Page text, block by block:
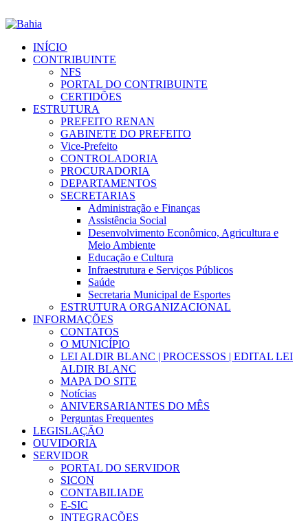
INÍCIO
CONTRIBUINTE
NFS
PORTAL DO CONTRIBUINTE
CERTIDÕES
ESTRUTURA
PREFEITO RENAN
GABINETE DO PREFEITO
Vice-Prefeito
CONTROLADORIA
PROCURADORIA
DEPARTAMENTOS
SECRETARIAS
Administração e Finanças
Assistência Social
Desenvolvimento Econômico, Agricultura e
Meio Ambiente
Educação e Cultura
Infraestrutura e Serviços Públicos
Saúde
Secretaria Municipal de Esportes
ESTRUTURA ORGANIZACIONAL
INFORMAÇÕES
CONTATOS
O MUNICÍPIO
LEI ALDIR BLANC | PROCESSOS | EDITAL LEI
ALDIR BLANC
MAPA DO SITE
Notícias
ANIVERSARIANTES DO MÊS
Perguntas Frequentes
LEGISLAÇÃO
OUVIDORIA
SERVIDOR
PORTAL DO SERVIDOR
SICON
CONTABILIADE
E-SIC
INTEGRAÇÕES